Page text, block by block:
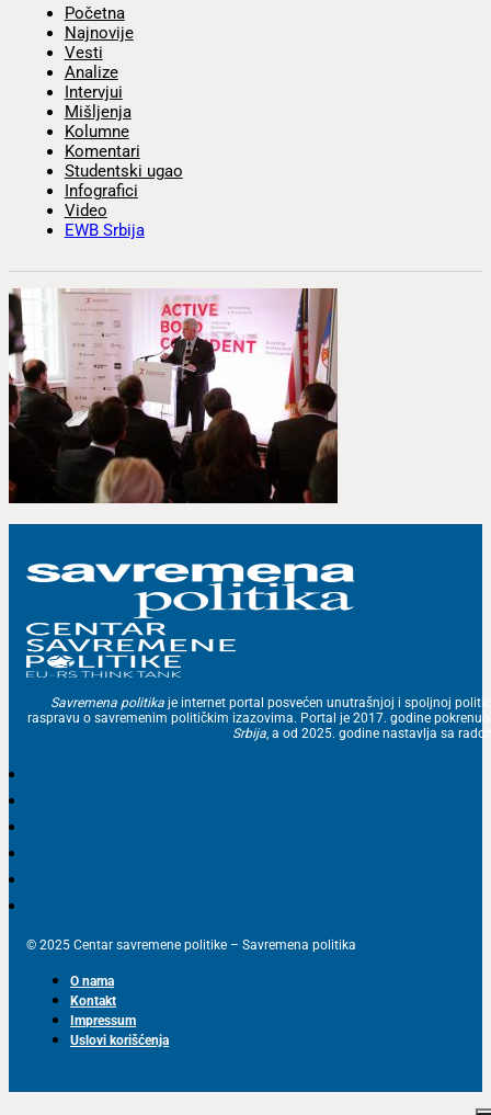
Početna
Najnovije
Vesti
Analize
Intervjui
Mišljenja
Kolumne
Komentari
Studentski ugao
Infografici
Video
EWB Srbija
Savremena politika je internet portal posvećen unutrašnjoj i spoljnoj
raspravu o savremenim političkim izazovima. Portal je 2017. godine
Srbija, a od 2025. godine nastavlja sa
© 2025 Centar savremene politike – Savremena politika
O nama
Kontakt
Impressum
Uslovi korišćenja